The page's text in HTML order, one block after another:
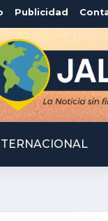
Publicidad